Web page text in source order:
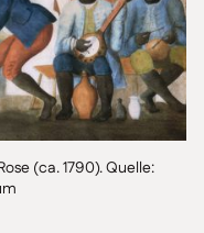
(ca. 1790). Quelle: